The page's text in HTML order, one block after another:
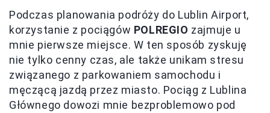
Podczas planowania podróży do Lublin Airport,
korzystanie z pociągów POLREGIO zajmuje u
mnie pierwsze miejsce. W ten sposób zyskuję
nie tylko cenny czas, ale także unikam stresu
związanego z parkowaniem samochodu i
męczącą jazdą przez miasto. Pociąg z Lublina
Głównego dowozi mnie bezproblemowo pod